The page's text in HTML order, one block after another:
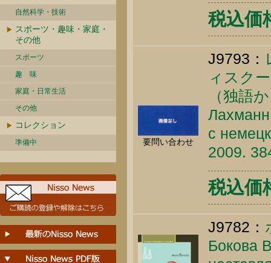
自然科学・技術
スポーツ・趣味・家庭・
その他
スポーツ
趣 味
家庭・日常生活
その他
コレクション
準備中
税込価
要問い合わせ
J9793：
ィスク
（独語
с
2009.
税込価
J9782：
Бокова